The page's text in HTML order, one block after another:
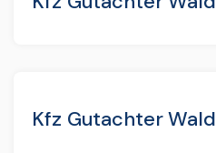
Kfz Gutachter